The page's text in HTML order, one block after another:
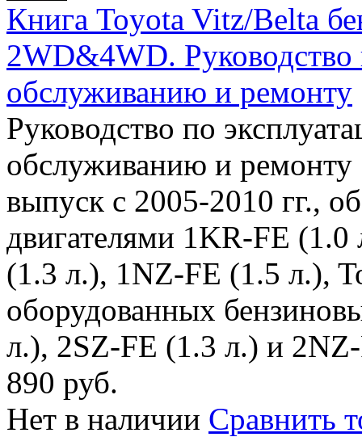
Книга Toyota Vitz/Belta
2WD&4WD. Руководство
обслуживанию и ремонту
Руководство по
обслуживанию и
выпуск с 2005-2010 гг.,
двигателями 1KR-FE
(1.3 л.), 1NZ-FE (1.5 л.),
оборудованных
л.), 2SZ-FE (1.3 л.) и
890 руб.
Нет в наличии Сравнить